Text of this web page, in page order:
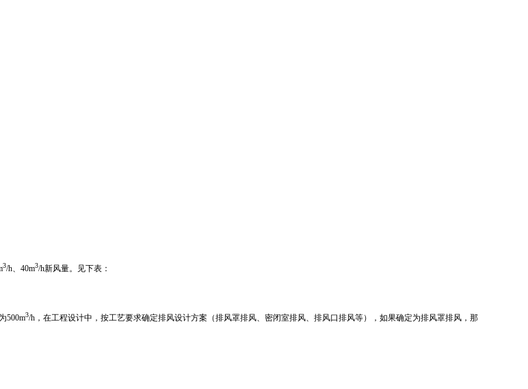
3/h、40m3/h新风量。见下表：
500m3/h，在工程设计中，按工艺要求确定排风设计方案（排风罩排风、密闭室排风、排风口排风等），如果确定为排风罩排风，那